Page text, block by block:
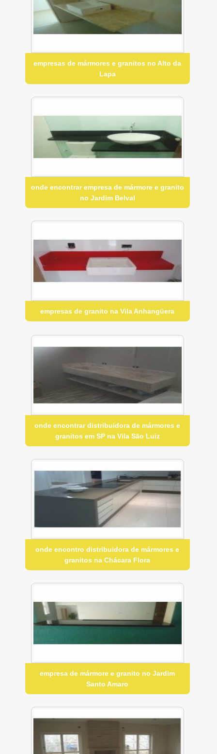
empresas de mármores e granitos no Alto da
Lapa
onde encontrar empresa de mármore e granito
no Jardim Belval
empresas de granito na Vila Anhangüera
onde encontrar distribuidora de mármores e
granitos em SP na Vila São Luiz
onde encontro distribuidora de mármores e
granitos na Chácara Flora
empresa de mármore e granito no Jardim
Santo Amaro